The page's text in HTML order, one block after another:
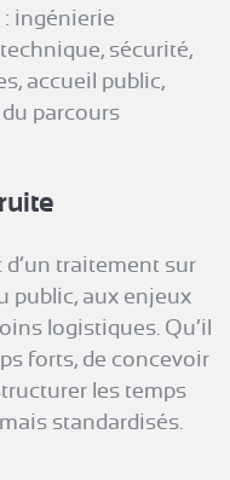
ingénierie
sécurité,
accueil public,
parcours
d’un traitement sur
public, aux enjeux
logistiques. Qu’il
forts, de concevoir
les temps
standardisés.